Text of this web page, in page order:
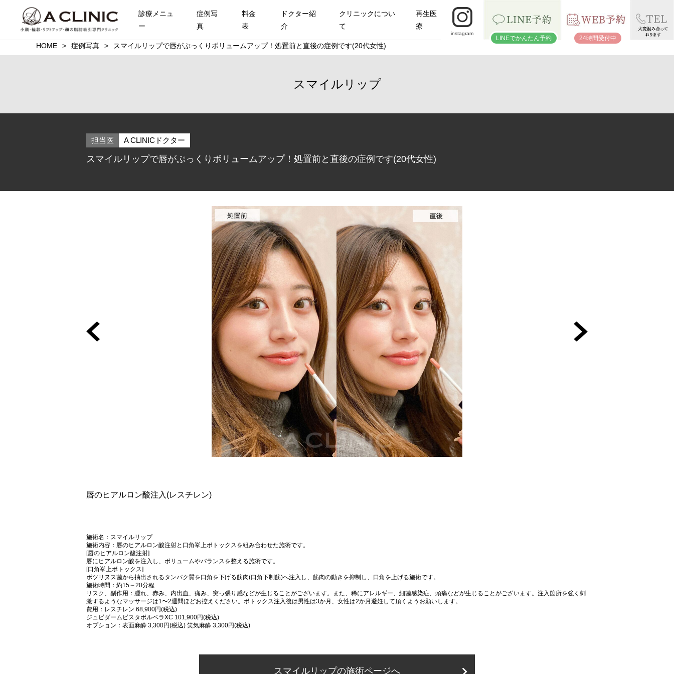
診療メニュ
ー
症例写
真
料金
表
ドクター紹
介
クリニックについ
て
再生医
療
instagram
LINEでかんたん予約 24時間受付中
HOME 症例写真 スマイルリップで唇がぷっくりボリュームアップ！処置前と直後の症例です(20代女性)
スマイルリップ
担当医 A CLINICドクター
スマイルリップで唇がぷっくりボリュームアップ！処置前と直後の症例です(20代女性)
唇のヒアルロン酸注入(レスチレン)
施術名：スマイルリップ
施術内容：唇のヒアルロン酸注射と口角挙上ボトックスを組み合わせた施術です。
[唇のヒアルロン酸注射]
唇にヒアルロン酸を注入し、ボリュームやバランスを整える施術です。
[口角挙上ボトックス]
ボツリヌス菌から抽出されるタンパク質を口角を下げる筋肉(口角下制筋)へ注入し、筋肉の動きを抑制し、口角を上げる施術です。
施術時間：約15～20分程
リスク、副作用：腫れ、赤み、内出血、痛み、突っ張り感などが生じることがございます。また、稀にアレルギー、細菌感染症、頭痛などが生じることがございます。注入箇所を強く刺
激するようなマッサージは1〜2週間ほどお控えください。ボトックス注入後は男性は3か月、女性は2か月避妊して頂くようお願いします。
費用：レスチレン 68,900円(税込)
ジュビダームビスタボルベラXC 101,900円(税込)
オプション：表面麻酔 3,300円(税込) 笑気麻酔 3,300円(税込)
スマイルリップの施術ページへ